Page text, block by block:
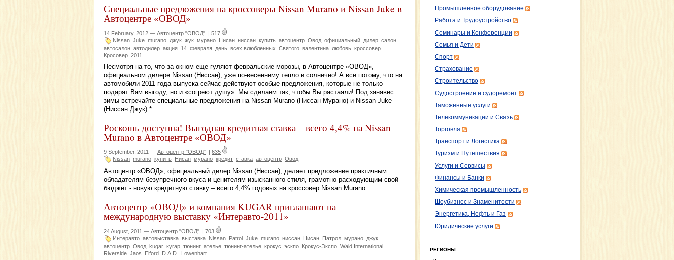
Специальные предложения на кроссоверы Nissan Murano и Nissan Juke в
Автоцентре «ОВОД»
14 February, 2012 — Автоцентр "ОВОД" | 517
Nissan Juke murano джук жук мурано Нисан ниссан купить автоцентр Овод официальный дилер салон
автосалон автодилер акция 14 февраля день всех влюбленных Святого валентина любовь кроссовер
Кросовер 2011
Несмотря на то, что за окном еще гуляют февральские морозы, в Автоцентре «ОВОД»,
официальном дилере Nissan (Ниссан), уже по-весеннему тепло и солнечно! А все потому, что на
автомобили 2011 года выпуска сейчас действуют особые предложения, которые не только
подарят Вам выгоду, но и «согреют душу». Мы сделаем так, чтобы Вы растаяли! Под занавес
зимы встречайте специальные предложения на Nissan Murano (Ниссан Мурано) и Nissan Juke
(Ниссан Джук).*
Роскошь доступна! Выгодная кредитная ставка – всего 4,4% на Nissan
Murano в Автоцентре «ОВОД»
9 September, 2011 — Автоцентр "ОВОД"
635
Nissan murano купить Нисан мурано кредит ставка автоцентр Овод
Автоцентр «ОВОД», официальный дилер Nissan (Ниссан), делает предложение практичным
обладателям безупречного вкуса и ценителям изысканного стиля, грамотно расходующим свой
бюджет - новую кредитную ставку – всего 4,4% годовых на кроссовер Nissan Murano.
Автоцентр «ОВОД» и компания KUGAR приглашают на
международную выставку «Интеравто-2011»
24 August, 2011 — Автоцентр "ОВОД" | 703
Интеравто автовыставка выставка Nissan Patrol Juke murano ниссан Нисан Патрол мурано джук
автоцентр Овод kugar кугар тюнинг ателье тюнинг-ателье крокус эскпо Крокус-Экспо Wald International
Riverside Jaos Elford D.A.D. Lowenhart
Промышленное оборудование
Работа и Трудоустройство
Семинары и Конференции
Семья и Дети
Спорт
Страхование
Строительство
Судостроение и судоремонт
Таможенные услуги
Телекоммуникации и Связь
Торговля
Транспорт и Логистика
Туризм и Путешествия
Услуги и Сервисы
Финансы и Банки
Химическая промышленность
Шоубизнес и Знаменитости
Энергетика, Нефть и Газ
Юридические услуги
РЕГИОНЫ